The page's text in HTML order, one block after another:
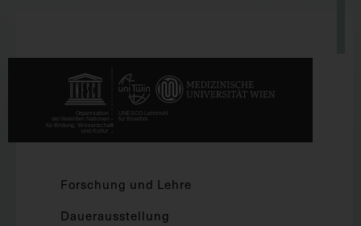
Forschung und Lehre
Dauerausstellung